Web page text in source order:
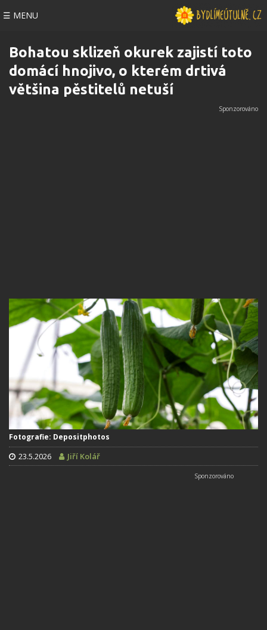
☰ MENU
Bohatou sklizeň okurek zajistí toto
domácí hnojivo, o kterém drtivá
většina pěstitelů netuší
Fotografie: Depositphotos
23.5.2026 Jiří Kolář